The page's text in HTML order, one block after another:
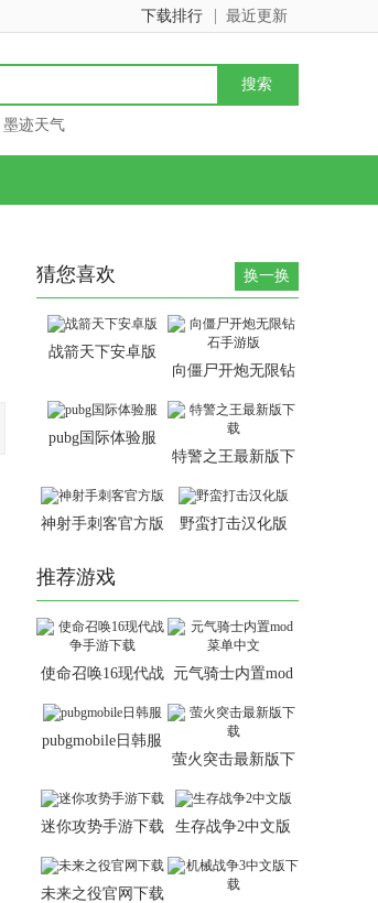
最近更新
下载排行
墨迹天气
猜您喜欢 换一换
战箭天下安卓版
向僵尸开炮无限钻
pubg国际体验服
特警之王最新版下
神射手刺客官方版 野蛮打击汉化版
推荐游戏
使命召唤16现代战
元气骑士内置mod
pubgmobile日韩服
萤火突击最新版下
迷你攻势手游下载 生存战争2中文版
未来之役官网下载